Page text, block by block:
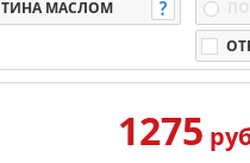
МАСЛОМ
1275